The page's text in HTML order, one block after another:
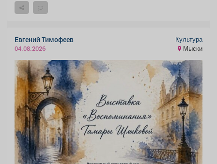
Евгений Тимофеев
04.08.2026
Культура
Мыски